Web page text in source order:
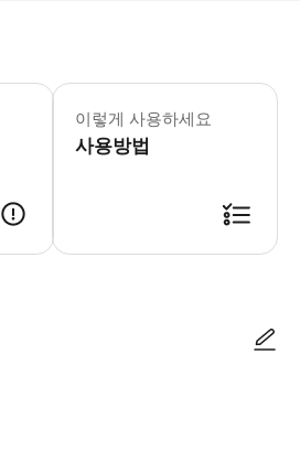
이렇게 사용하세요
사용방법